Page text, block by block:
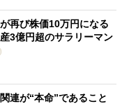
が再び株価10万円になる
3億円超のサラリーマン
連が“本命”であること